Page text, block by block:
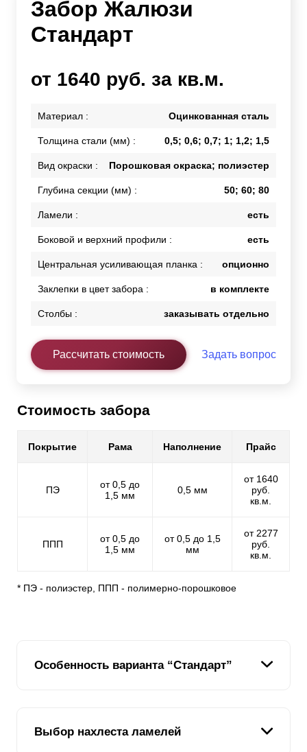
Забор Жалюзи
Стандарт
от 1640 руб. за кв.м.
Материал : Оцинкованная сталь
Толщина стали (мм) : 0,5; 0,6; 0,7; 1; 1,2; 1,5
Вид окраски : Порошковая окраска; полиэстер
Глубина секции (мм) : 50; 60; 80
Ламели : есть
Боковой и верхний профили : есть
Центральная усиливающая планка : опционно
Заклепки в цвет забора : в комплекте
Столбы : заказывать отдельно
Рассчитать стоимость Задать вопрос
Стоимость забора
Покрытие Рама Наполнение Прайс
ПЭ
от 0,5 до
1,5 мм
0,5 мм
от 1640
руб.
кв.м.
ППП
от 0,5 до
1,5 мм
от 0,5 до 1,5
мм
от 2277
руб.
кв.м.
* ПЭ - полиэстер, ППП - полимерно-порошковое
Особенность варианта “Стандарт”
Вариант “Стандарт” занимает базовую позицию в
линейке наших заборов. Дизайн этого варианта
Выбор нахлеста ламелей